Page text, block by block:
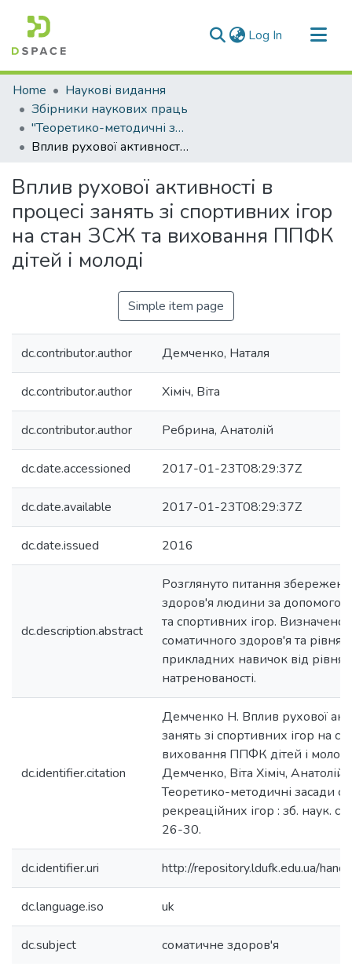
Log In (current)
Communities & Collections
All of DSpace
Statistics
Home
Наукові видання
Збірники наукових праць
"Теоретико-методичні засади спортивних та рекреаційних ігор"
Вплив рухової активності в процесі занять зі спортивних ігор на стан ЗСЖ та виховання ППФК дітей і молоді
Вплив рухової активності в
процесі занять зі спортивних ігор
на стан ЗСЖ та виховання ППФК
дітей і молоді
Simple item page
dc.contributor.author Демченко, Наталя
dc.contributor.author Хіміч, Віта
dc.contributor.author Ребрина, Анатолій
dc.date.accessioned 2017-01-23T08:29:37Z
dc.date.available 2017-01-23T08:29:37Z
dc.date.issued 2016
dc.description.abstract
Розглянуто питання
здоров'я людини за
та спортивних ігор. Визначено
соматичного здоров'я та рівня
прикладних навичок від рівня
натренованості.
dc.identifier.citation
Демченко Н. Вплив рухової
занять зі спортивних ігор на
виховання ППФК дітей і
Демченко, Віта Хіміч,
Теоретико-методичні засади
рекреаційних ігор : зб. наук.
26-30.
dc.identifier.uri http://repository.ldufk.edu.ua/
dc.language.iso uk
dc.subject соматичне здоров'я